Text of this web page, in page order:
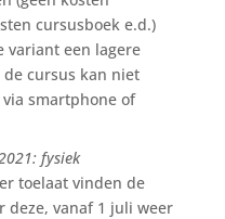
cursusboek e.d.)
variant een lagere
cursus kan niet
smartphone of
fysiek
toelaat vinden de
deze, vanaf 1 juli weer